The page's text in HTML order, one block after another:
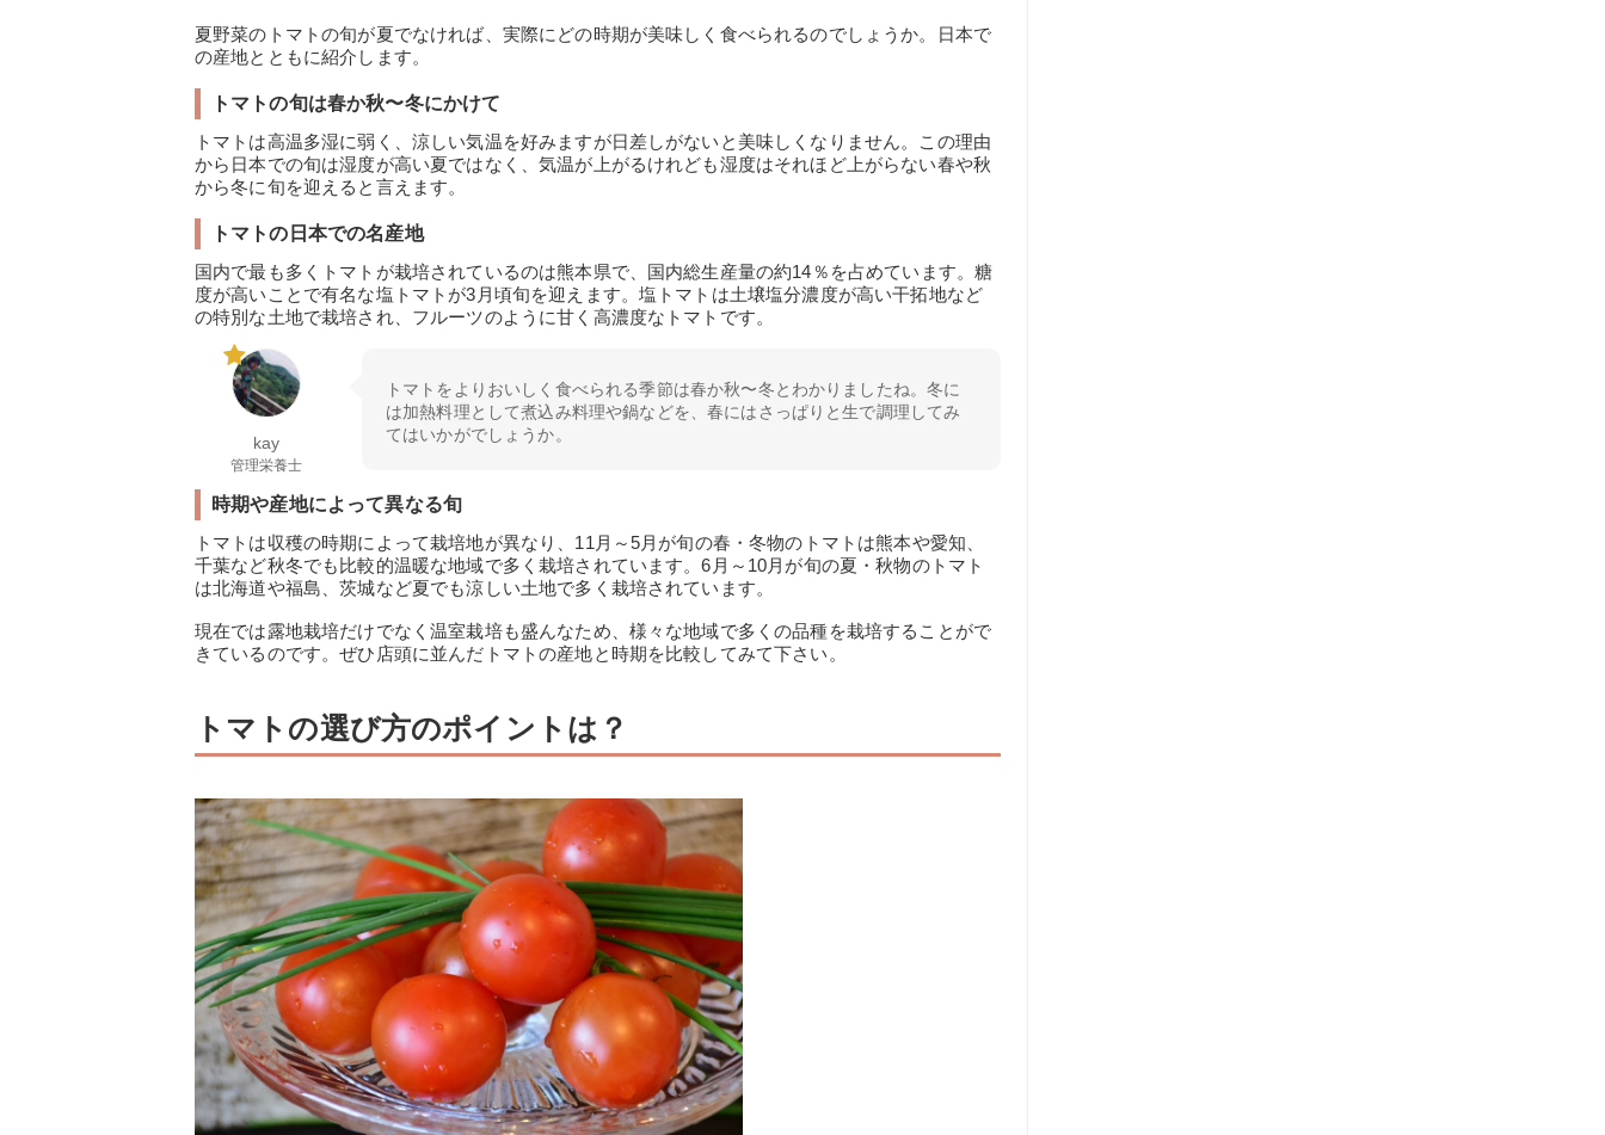
夏野菜のトマトの旬が夏でなければ、実際にどの時期が美味しく食べられるのでしょうか。日本で
の産地とともに紹介します。
トマトの旬は春か秋〜冬にかけて
トマトは高温多湿に弱く、涼しい気温を好みますが日差しがないと美味しくなりません。この理由
から日本での旬は湿度が高い夏ではなく、気温が上がるけれども湿度はそれほど上がらない春や秋
から冬に旬を迎えると言えます。
トマトの日本での名産地
国内で最も多くトマトが栽培されているのは熊本県で、国内総生産量の約14％を占めています。糖
度が高いことで有名な塩トマトが3月頃旬を迎えます。塩トマトは土壌塩分濃度が高い干拓地など
の特別な土地で栽培され、フルーツのように甘く高濃度なトマトです。
kay
管理栄養士
トマトをよりおいしく食べられる季節は春か秋〜冬とわかりましたね。冬に
は加熱料理として煮込み料理や鍋などを、春にはさっぱりと生で調理してみ
てはいかがでしょうか。
時期や産地によって異なる旬
トマトは収穫の時期によって栽培地が異なり、11月～5月が旬の春・冬物のトマトは熊本や愛知、
千葉など秋冬でも比較的温暖な地域で多く栽培されています。6月～10月が旬の夏・秋物のトマト
は北海道や福島、茨城など夏でも涼しい土地で多く栽培されています。
現在では露地栽培だけでなく温室栽培も盛んなため、様々な地域で多くの品種を栽培することがで
きているのです。ぜひ店頭に並んだトマトの産地と時期を比較してみて下さい。
トマトの選び方のポイントは？